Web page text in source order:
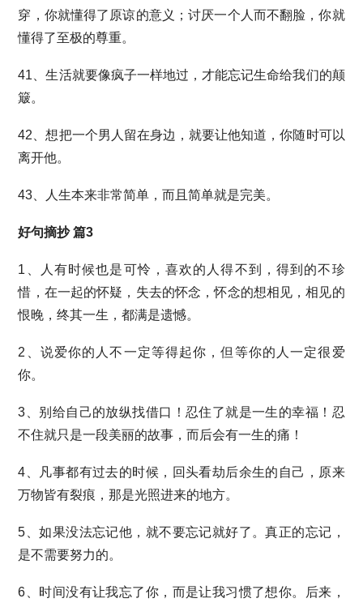
穿，你就懂得了原谅的意义；讨厌一个人而不翻脸，你就
懂得了至极的尊重。
41、生活就要像疯子一样地过，才能忘记生命给我们的颠
簸。
42、想把一个男人留在身边，就要让他知道，你随时可以
离开他。
43、人生本来非常简单，而且简单就是完美。
好句摘抄 篇3
1、人有时候也是可怜，喜欢的人得不到，得到的不珍
惜，在一起的怀疑，失去的怀念，怀念的想相见，相见的
恨晚，终其一生，都满是遗憾。
2、说爱你的人不一定等得起你，但等你的人一定很爱
你。
3、别给自己的放纵找借口！忍住了就是一生的幸福！忍
不住就只是一段美丽的故事，而后会有一生的痛！
4、凡事都有过去的时候，回头看劫后余生的自己，原来
万物皆有裂痕，那是光照进来的地方。
5、如果没法忘记他，就不要忘记就好了。真正的忘记，
是不需要努力的。
6、时间没有让我忘了你，而是让我习惯了想你。后来，